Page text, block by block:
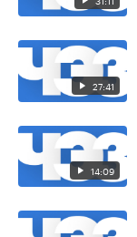
27:41
14:09